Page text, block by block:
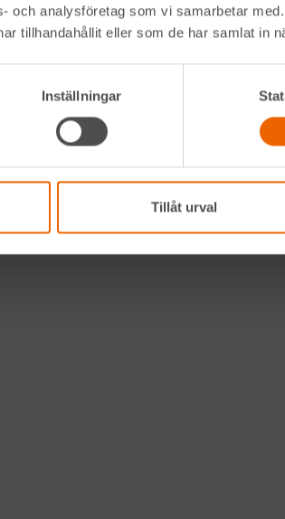
och analysföretag som vi samarbetar
tillhandahållit eller som de har samlat in
Inställningar
Tillåt urval
där
Facebook
Instagram
LinkedIn